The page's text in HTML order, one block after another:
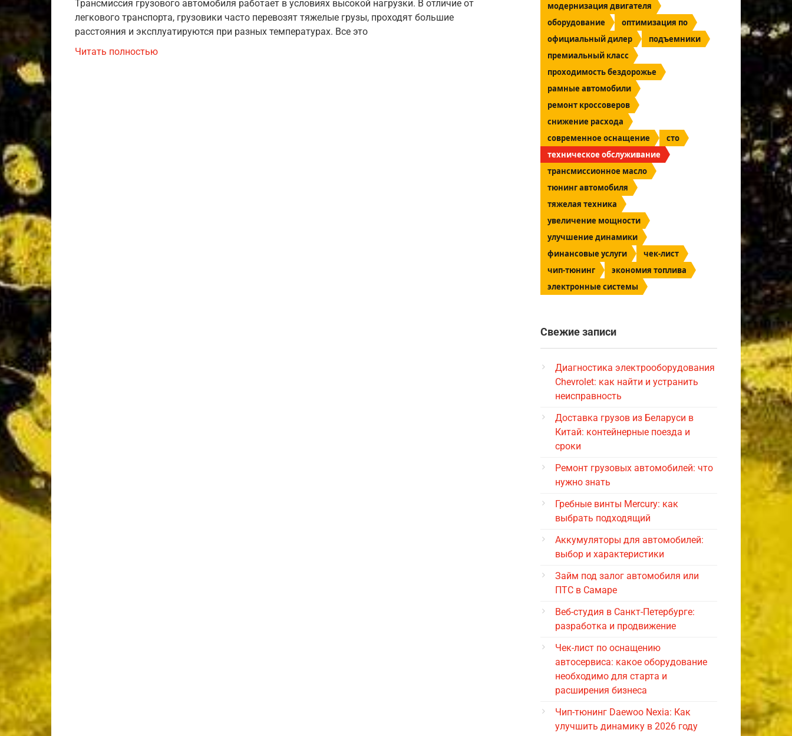
Трансмиссия грузового автомобиля работает в условиях высокой нагрузки. В отличие от
легкового транспорта, грузовики часто перевозят тяжелые грузы, проходят большие
расстояния и эксплуатируются при разных температурах. Все это
Читать полностью
модернизация двигателя
оборудование
оптимизация по
официальный дилер
подъемники
премиальный класс
проходимость бездорожье
рамные автомобили
ремонт кроссоверов
снижение расхода
современное оснащение
сто
техническое обслуживание
трансмиссионное масло
тюнинг автомобиля
тяжелая техника
увеличение мощности
улучшение динамики
финансовые услуги
чек-лист
чип-тюнинг
экономия топлива
электронные системы
Свежие записи
Диагностика электрооборудования
Chevrolet: как найти и устранить
неисправность
Доставка грузов из Беларуси в
Китай: контейнерные поезда и
сроки
Ремонт грузовых автомобилей: что
нужно знать
Гребные винты Mercury: как
выбрать подходящий
Аккумуляторы для автомобилей:
выбор и характеристики
Займ под залог автомобиля или
ПТС в Самаре
Веб-студия в Санкт-Петербурге:
разработка и продвижение
Чек-лист по оснащению
автосервиса: какое оборудование
необходимо для старта и
расширения бизнеса
Чип-тюнинг Daewoo Nexia: Как
улучшить динамику в 2026 году